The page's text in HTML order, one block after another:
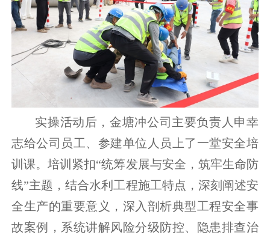
实操活动后，金塘冲公司主要负责人申幸
志给公司员工、参建单位人员上了一堂安全培
训课。培训紧扣“统筹发展与安全，筑牢生命防
线”主题，结合水利工程施工特点，深刻阐述安
全生产的重要意义，深入剖析典型工程安全事
故案例，系统讲解风险分级防控、隐患排查治